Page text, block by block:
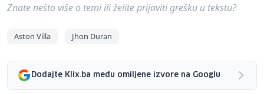
Znate nešto više o temi ili želite prijaviti grešku u tekstu?
Aston Villa Jhon Duran
Dodajte Klix.ba među omiljene izvore na Googlu